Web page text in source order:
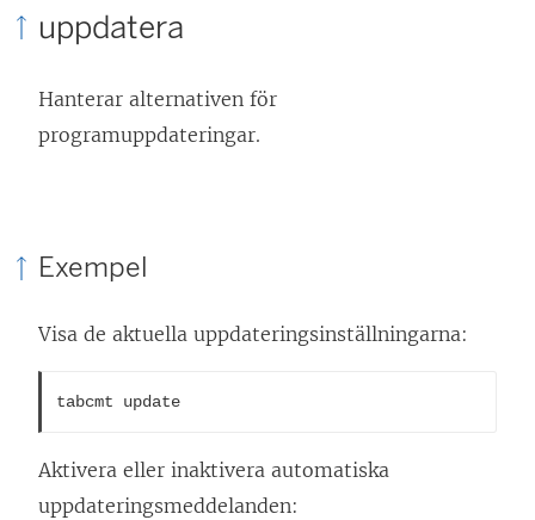
uppdatera
Hanterar alternativen för
programuppdateringar.
Exempel
Visa de aktuella uppdateringsinställningarna:
tabcmt update
Aktivera eller inaktivera automatiska
uppdateringsmeddelanden: